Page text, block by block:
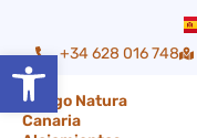
Abrir barra de
+34 628 016 748